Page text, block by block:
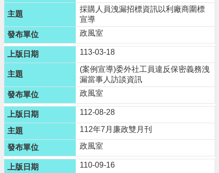
h
隱
私
權
政
政
府
網
站
資
料
開
放
宣
採購人員洩漏招標資訊以利廠商圍標
宣導
政風室
113-03-18
(案例宣導)委外社工員違反保密義務洩
漏當事人訪談資訊
政風室
112-08-28
112年7月廉政雙月刊
政風室
110-09-16